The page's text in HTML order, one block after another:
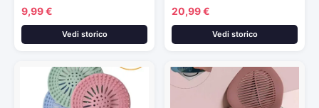
9,99 €
Vedi storico
20,99 €
Vedi storico